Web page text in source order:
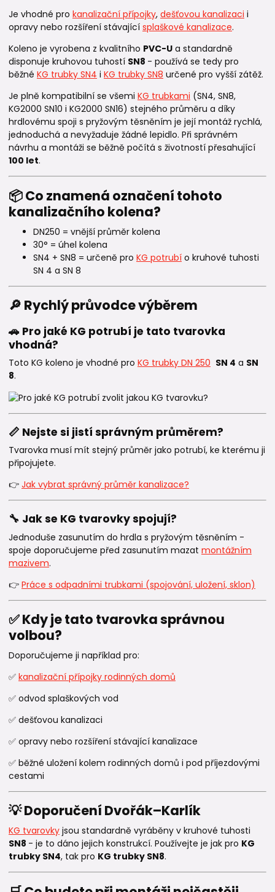
Je vhodné pro kanalizační přípojky, dešťovou kanalizaci i
opravy nebo rozšíření stávající splaškové kanalizace.
Koleno je vyrobena z kvalitního PVC-U a standardně
disponuje kruhovou tuhostí SN8 - používá se tedy pro
běžné KG trubky SN4 i KG trubky SN8 určené pro vyšší zátěž.
Je plně kompatibilní se všemi KG trubkami (SN4, SN8,
KG2000 SN10 i KG2000 SN16) stejného průměru a díky
hrdlovému spoji s pryžovým těsněním je její montáž rychlá,
jednoduchá a nevyžaduje žádné lepidlo. Při správném
návrhu a montáži se běžně počítá s životností přesahující
100 let.
📦 Co znamená označení tohoto
kanalizačního kolena?
DN250 = vnější průměr kolena
30° = úhel kolena
SN4 + SN8 = určeně pro KG potrubí o kruhové tuhosti
SN 4 a SN 8
🔎 Rychlý průvodce výběrem
🚗 Pro jaké KG potrubí je tato tvarovka
vhodná?
Toto KG koleno je vhodné pro KG trubky DN 250 SN 4 a SN
8.
📏 Nejste si jistí správným průměrem?
Tvarovka musí mít stejný průměr jako potrubí, ke kterému ji
připojujete.
👉 Jak vybrat správný průměr kanalizace?
🔧 Jak se KG tvarovky spojují?
Jednoduše zasunutím do hrdla s pryžovým těsněním -
spoje doporučujeme před zasunutím mazat montážním
mazivem.
👉 Práce s odpadními trubkami (spojování, uložení, sklon)
✅ Kdy je tato tvarovka správnou
volbou?
Doporučujeme ji například pro:
✅ kanalizační přípojky rodinných domů
✅ odvod splaškových vod
✅ dešťovou kanalizaci
✅ opravy nebo rozšíření stávající kanalizace
✅ běžné uložení kolem rodinných domů i pod příjezdovými
cestami
💡 Doporučení Dvořák–Karlík
KG tvarovky jsou standardně vyráběny v kruhové tuhosti
SN8 - je to dáno jejich konstrukcí. Používejte je jak pro KG
trubky SN4, tak pro KG trubky SN8.